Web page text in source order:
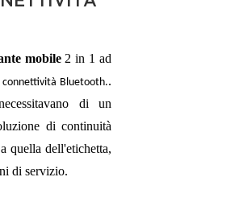
mobile 2 in 1 ad
Bluetooth..
di un
di continuità
quella dell'etichetta,
di servizio.